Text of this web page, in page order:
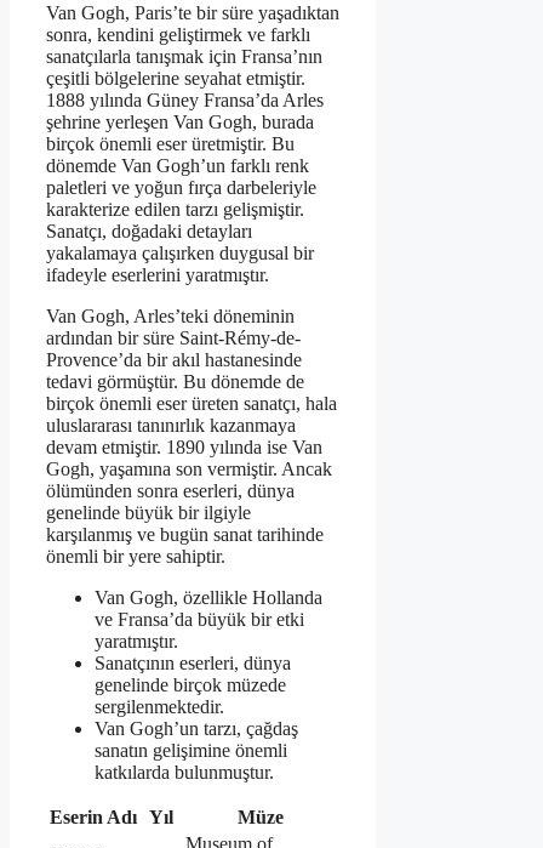
Van Gogh, Paris’te bir süre yaşadıktan
sonra, kendini geliştirmek ve farklı
sanatçılarla tanışmak için Fransa’nın
çeşitli bölgelerine seyahat etmiştir.
1888 yılında Güney Fransa’da Arles
şehrine yerleşen Van Gogh, burada
birçok önemli eser üretmiştir. Bu
dönemde Van Gogh’un farklı renk
paletleri ve yoğun fırça darbeleriyle
karakterize edilen tarzı gelişmiştir.
Sanatçı, doğadaki detayları
yakalamaya çalışırken duygusal bir
ifadeyle eserlerini yaratmıştır.
Van Gogh, Arles’teki döneminin
ardından bir süre Saint-Rémy-de-
Provence’da bir akıl hastanesinde
tedavi görmüştür. Bu dönemde de
birçok önemli eser üreten sanatçı, hala
uluslararası tanınırlık kazanmaya
devam etmiştir. 1890 yılında ise Van
Gogh, yaşamına son vermiştir. Ancak
ölümünden sonra eserleri, dünya
genelinde büyük bir ilgiyle
karşılanmış ve bugün sanat tarihinde
önemli bir yere sahiptir.
Van Gogh, özellikle Hollanda
ve Fransa’da büyük bir etki
yaratmıştır.
Sanatçının eserleri, dünya
genelinde birçok müzede
sergilenmektedir.
Van Gogh’un tarzı, çağdaş
sanatın gelişimine önemli
katkılarda bulunmuştur.
Eserin Adı Yıl
Müze
Museum of